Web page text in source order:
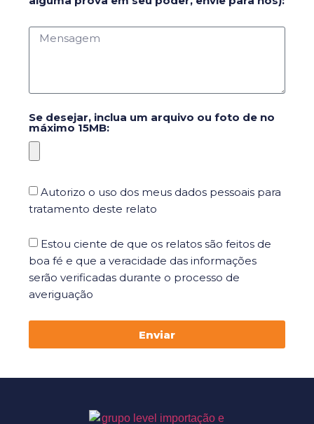
Se desejar, inclua um arquivo ou foto de no
máximo 15MB:
Autorizo o uso dos meus dados pessoais para
tratamento deste relato
Estou ciente de que os relatos são feitos de
boa fé e que a veracidade das informações
serão verificadas durante o processo de
averiguação
Enviar